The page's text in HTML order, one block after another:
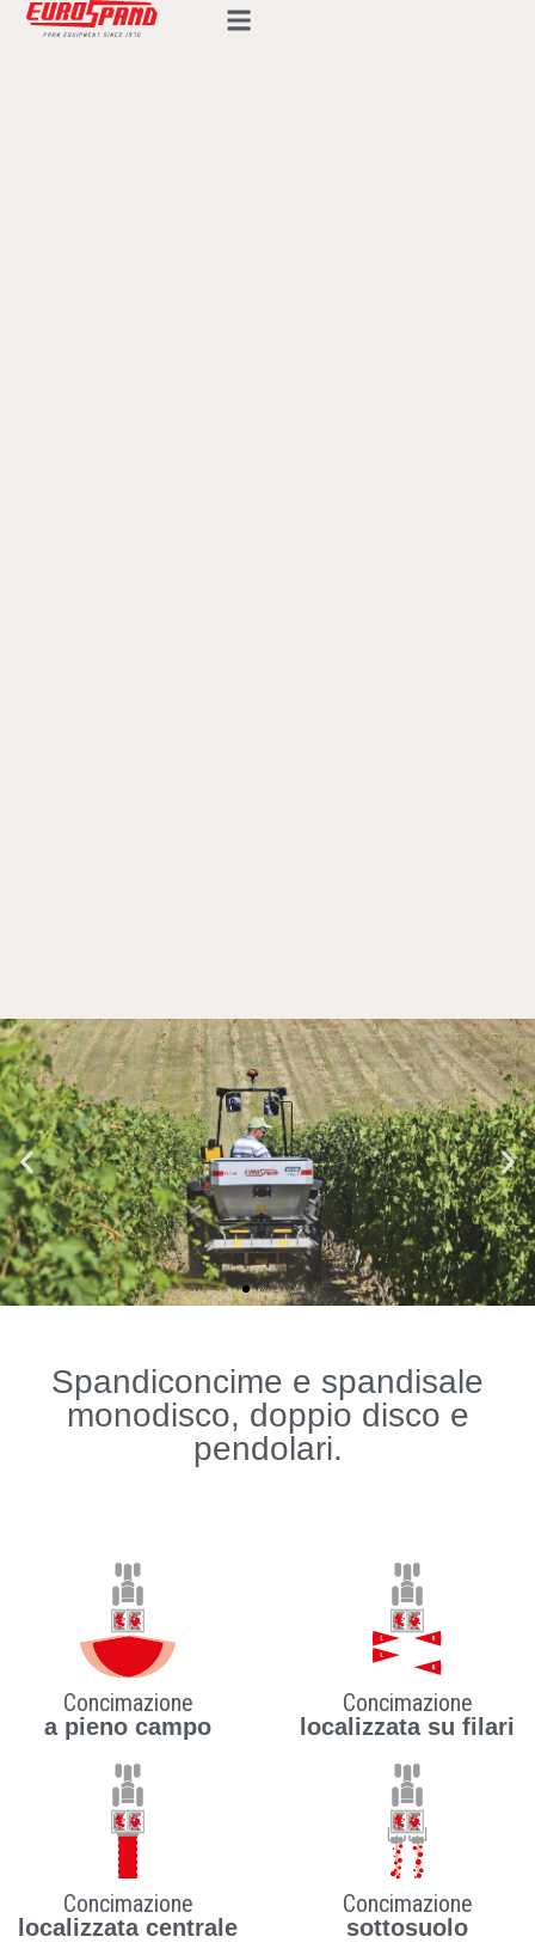
Spandiconcime e spandisale
monodisco, doppio disco e
pendolari.
Concimazione
a pieno campo
Concimazione
localizzata su filari
Concimazione
localizzata centrale
Concimazione
sottosuolo